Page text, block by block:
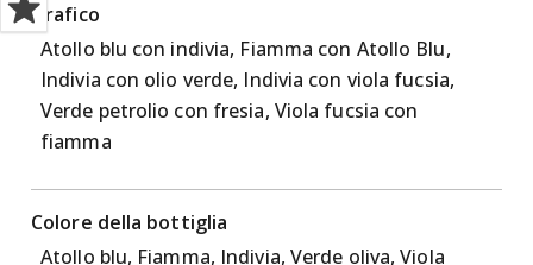
Grafico
Atollo blu con indivia, Fiamma con Atollo Blu,
Indivia con olio verde, Indivia con viola fucsia,
Verde petrolio con fresia, Viola fucsia con
fiamma
Colore della bottiglia
Atollo blu, Fiamma, Indivia, Verde oliva, Viola